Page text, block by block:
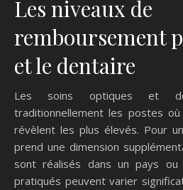
Les niveaux de
remboursement
et le dentaire
Les soins optiques et
traditionnellement les postes
révèlent les plus élevés. Pour
prend une dimension
sont réalisés dans un pays ou
pratiqués peuvent varier